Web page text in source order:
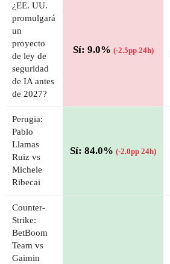
¿EE. UU.
promulgará
un
proyecto
de ley de
seguridad
de IA antes
de 2027?
Sí: 9.0% (-2.5pp 24h)
Perugia:
Pablo
Llamas
Ruiz vs
Michele
Ribecai
Sí: 84.0% (-2.0pp 24h)
Counter-
Strike:
BetBoom
Team vs
Gaimin